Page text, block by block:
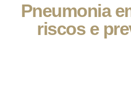
Pneumonia
riscos e